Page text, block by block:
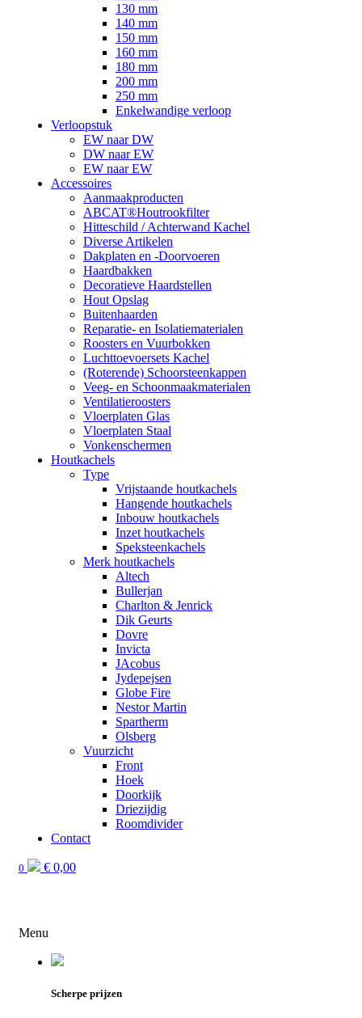
130 mm
140 mm
150 mm
160 mm
180 mm
200 mm
250 mm
Enkelwandige verloop
Verloopstuk
EW naar DW
DW naar EW
EW naar EW
Accessoires
Aanmaakproducten
ABCAT®Houtrookfilter
Hitteschild / Achterwand Kachel
Diverse Artikelen
Dakplaten en -Doorvoeren
Haardbakken
Decoratieve Haardstellen
Hout Opslag
Buitenhaarden
Reparatie- en Isolatiematerialen
Roosters en Vuurbokken
Luchttoevoersets Kachel
(Roterende) Schoorsteenkappen
Veeg- en Schoonmaakmaterialen
Ventilatieroosters
Vloerplaten Glas
Vloerplaten Staal
Vonkenschermen
Houtkachels
Type
Vrijstaande houtkachels
Hangende houtkachels
Inbouw houtkachels
Inzet houtkachels
Speksteenkachels
Merk houtkachels
Altech
Bullerjan
Charlton & Jenrick
Dik Geurts
Dovre
Invicta
JAcobus
Jydepejsen
Globe Fire
Nestor Martin
Spartherm
Olsberg
Vuurzicht
Front
Hoek
Doorkijk
Driezijdig
Roomdivider
Contact
0 € 0,00
Menu
Scherpe prijzen